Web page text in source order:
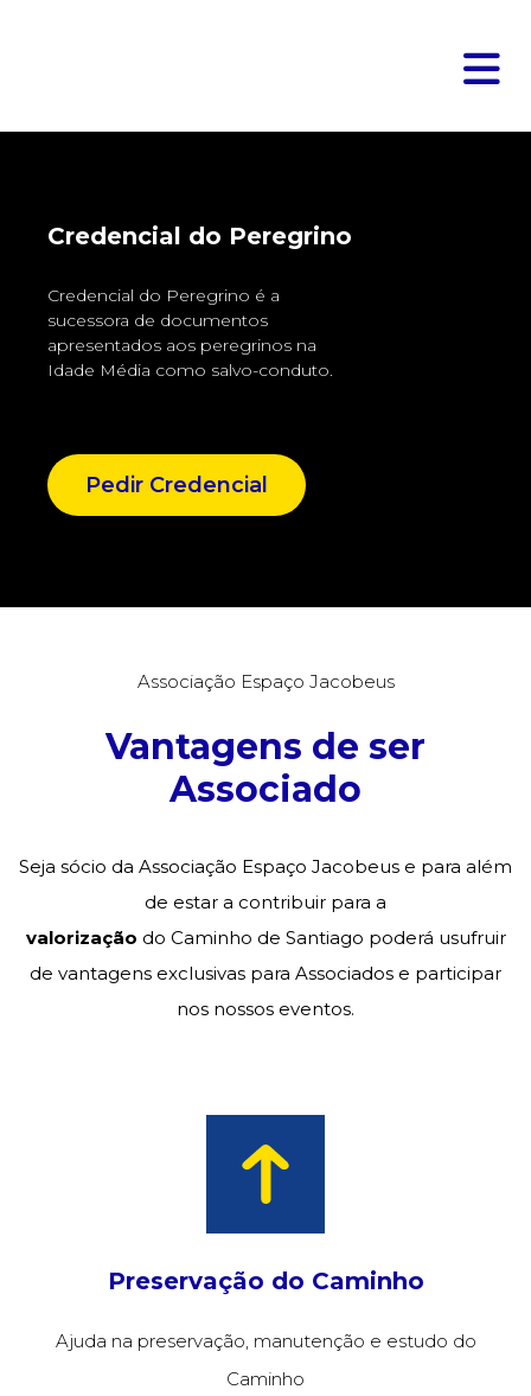
Credencial do Peregrino
Credencial do Peregrino é a
sucessora de documentos
apresentados aos peregrinos na
Idade Média como salvo-conduto.
Pedir Credencial
Associação Espaço Jacobeus
Vantagens de ser
Associado
Seja sócio da Associação Espaço Jacobeus e para além
de estar a contribuir para a
valorização do Caminho de Santiago poderá usufruir
de vantagens exclusivas para Associados e participar
nos nossos eventos.
Preservação do Caminho
Ajuda na preservação, manutenção e estudo do
Caminho